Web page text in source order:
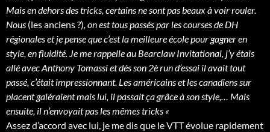
Mais en dehors des tricks, certains ne sont pas beaux à voir rouler.
Nous (les anciens ?) , on est tous passés par les courses de DH
régionales et je pense que c’est la meilleure école pour gagner en
style, en fluidité. Je me rappelle au Bearclaw Invitational, j’y étais
allé avec Anthony Tomassi et dés son 2è run d’essai il avait tout
passé, c’était impressionnant. Les américains et les canadiens sur
placent galéraient mais lui, il passait ça grâce à son style,… Mais
ensuite, il n’envoyait pas les mêmes tricks «
Assez d’accord avec lui, je me dis que le VTT évolue rapidement